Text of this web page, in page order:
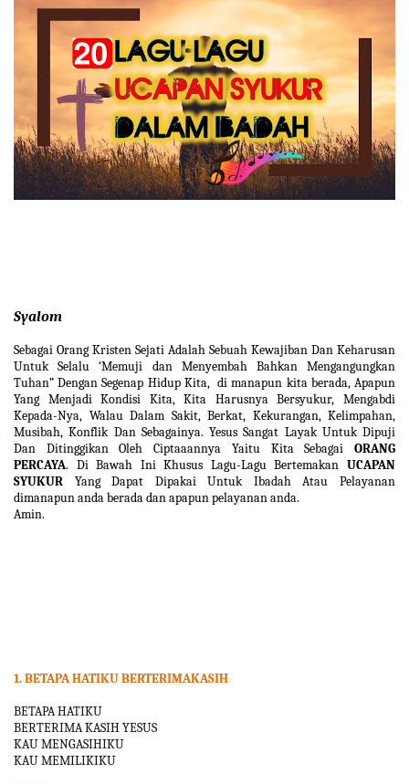
Syalom
Sebagai Orang Kristen Sejati Adalah Sebuah Kewajiban Dan Keharusan
Untuk Selalu‘Memuji dan Menyembah Bahkan Mengangungkan
Tuhan” Dengan Segenap Hidup Kita,di manapun kita berada, Apapun
Yang Menjadi Kondisi Kita, Kita Harusnya Bersyukur, Mengabdi
Kepada-Nya, Walau Dalam Sakit, Berkat, Kekurangan, Kelimpahan,
Musibah, Konflik Dan Sebagainya. Yesus Sangat Layak Untuk Dipuji
Dan Ditinggikan Oleh Ciptaaannya Yaitu Kita Sebagai ORANG
PERCAYA. Di Bawah Ini Khusus Lagu-Lagu Bertemakan UCAPAN
SYUKUR Yang Dapat Dipakai Untuk Ibadah Atau Pelayanan
dimanapun anda berada dan apapun pelayanan anda.
Amin.
1. BETAPA HATIKU BERTERIMAKASIH
BETAPA HATIKU
BERTERIMA KASIH YESUS
KAU MENGASIHIKU
KAU MEMILIKIKU